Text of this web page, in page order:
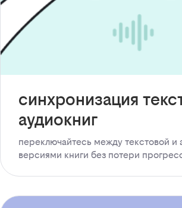
синхронизация
аудиокниг
переключайтесь между текстовой и
версиями книги без потери